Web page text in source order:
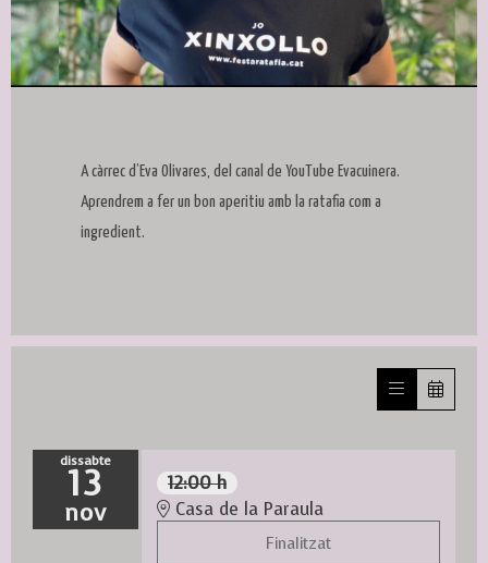
A càrrec d’Eva Olivares, del canal de YouTube Evacuinera.
Aprendrem a fer un bon aperitiu amb la ratafia com a
ingredient.
dissabte
13
nov
12:00 h
Casa de la Paraula
Finalitzat